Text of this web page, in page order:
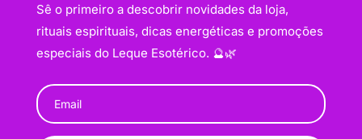
Sê o primeiro a descobrir novidades da loja,
rituais espirituais, dicas energéticas e promoções
especiais do Leque Esotérico. 🔮🌿